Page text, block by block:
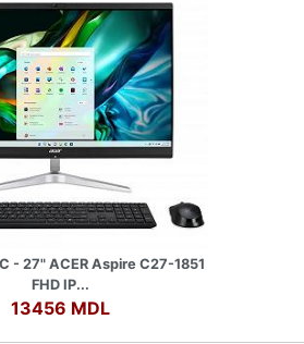
- 27" ACER Aspire C27-1851
FHD IP...
13456 MDL